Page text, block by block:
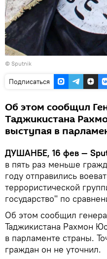
© Sputnik
Подписаться
Об этом сообщил
Таджикистана
выступая в
ДУШАНБЕ, 16 фев —
в пять раз меньше
году отправились
террористической
государство" по
Об этом сообщил
Таджикистана Рахмон
в парламенте страны.
граждан он не уточнил.